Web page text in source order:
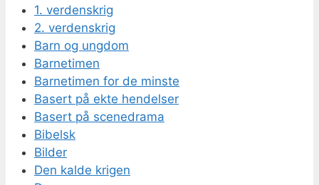
1. verdenskrig
2. verdenskrig
Barn og ungdom
Barnetimen
Barnetimen for de minste
Basert på ekte hendelser
Basert på scenedrama
Bibelsk
Bilder
Den kalde krigen